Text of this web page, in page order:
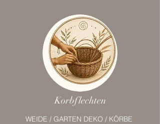
Korbflechten
WEIDE / GARTEN DEKO / KÖRBE